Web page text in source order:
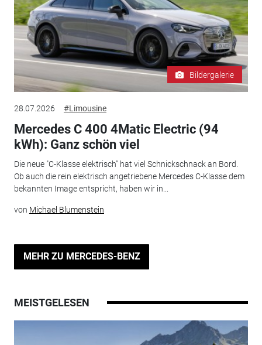
Bildergalerie
28.07.2026 #Limousine
Mercedes C 400 4Matic Electric (94
kWh): Ganz schön viel
Die neue "C-Klasse elektrisch" hat viel Schnickschnack an Bord.
Ob auch die rein elektrisch angetriebene Mercedes C-Klasse dem
bekannten Image entspricht, haben wir in...
von Michael Blumenstein
MEHR ZU MERCEDES-BENZ
MEISTGELESEN